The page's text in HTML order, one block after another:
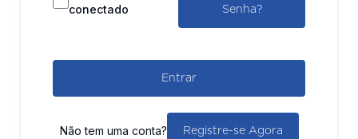
conectado
Senha?
Entrar
Não tem uma conta? Registre-se Agora